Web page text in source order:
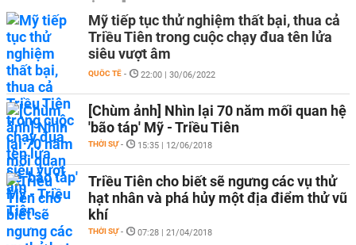
Mỹ tiếp tục thử nghiệm thất bại, thua cả
Triều Tiên trong cuộc chạy đua tên lửa
siêu vượt âm
QUỐC TẾ - 22:00 | 30/06/2022
[Chùm ảnh] Nhìn lại 70 năm mối quan hệ
'bão táp' Mỹ - Triều Tiên
THỜI SỰ - 15:35 | 12/06/2018
Triều Tiên cho biết sẽ ngưng các vụ thử
hạt nhân và phá hủy một địa điểm thử vũ
khí
THỜI SỰ - 07:28 | 21/04/2018